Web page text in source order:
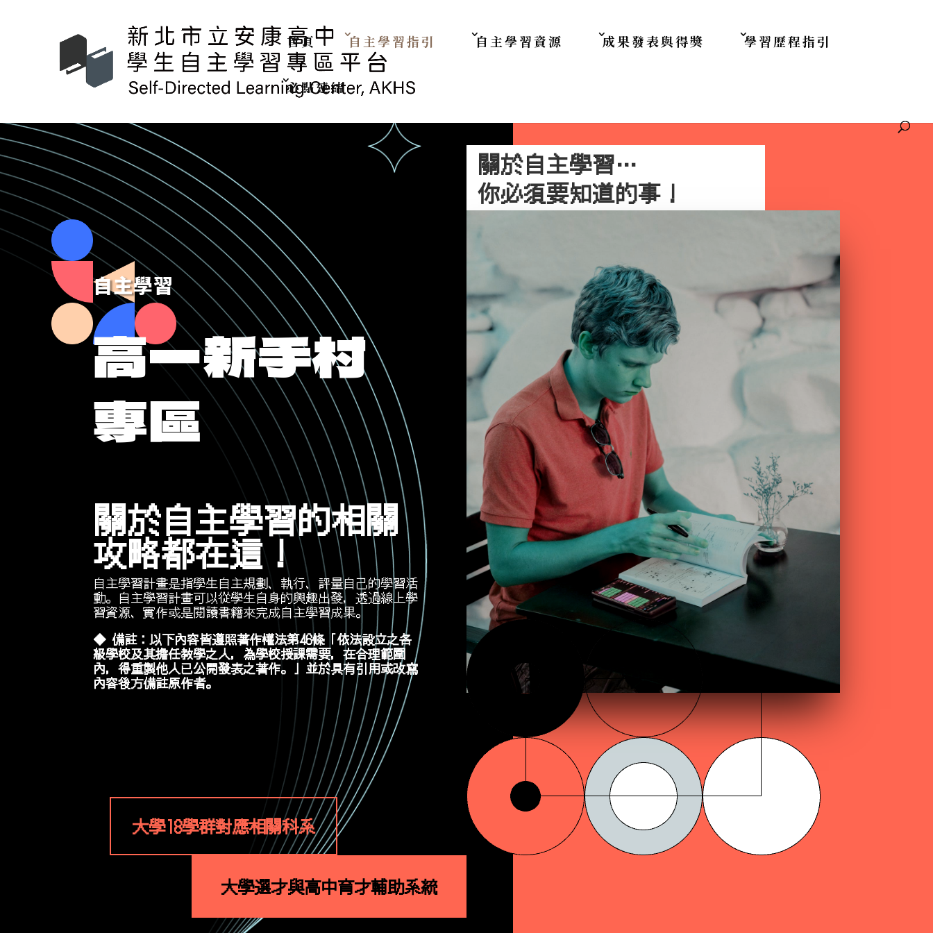
首頁
自主學習指引 自主學習資源 成果發表與得獎 學習歷程指引
必點連結
自主學習
高一新手村
專區
關於自主學習的相關
攻略都在這！
自主學習計畫是指學生自主規劃、執行、評量自己的學習活
動。自主學習計畫可以從學生自身的興趣出發，透過線上學
習資源、實作或是閱讀書籍來完成自主學習成果。
◆ 備註：以下內容皆遵照著作權法第46條「依法設立之各
級學校及其擔任教學之人，為學校授課需要，在合理範圍
內，得重製他人已公開發表之著作。」並於具有引用或改寫
內容後方備註原作者。
大學18學群對應相關科系
關於自主學習…
你必須要知道的事！
大學選才與高中育才輔助系統